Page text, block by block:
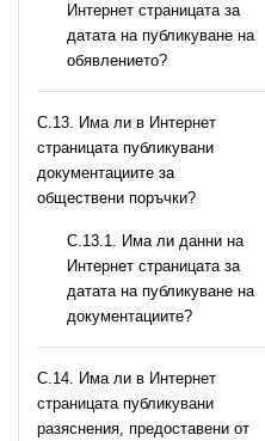
Интернет страницата за
датата на публикуване на
обявлението?
С.13. Има ли в Интернет
страницата публикувани
документациите за
обществени поръчки?
С.13.1. Има ли данни на
Интернет страницата за
датата на публикуване на
документациите?
С.14. Има ли в Интернет
страницата публикувани
разяснения, предоставени от